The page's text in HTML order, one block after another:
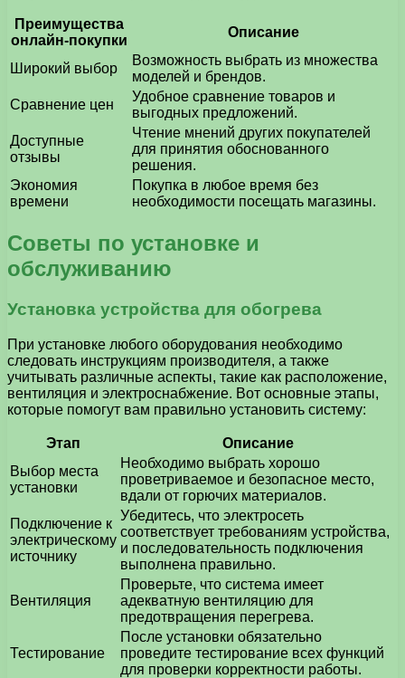
Преимущества
онлайн-покупки
Описание
Широкий выбор
Возможность выбрать из множества
моделей и брендов.
Сравнение цен
Удобное сравнение товаров и
выгодных предложений.
Доступные
отзывы
Чтение мнений других покупателей
для принятия обоснованного
решения.
Экономия
времени
Покупка в любое время без
необходимости посещать магазины.
Советы по установке и
обслуживанию
Установка устройства для обогрева
При установке любого оборудования необходимо
следовать инструкциям производителя, а также
учитывать различные аспекты, такие как расположение,
вентиляция и электроснабжение. Вот основные этапы,
которые помогут вам правильно установить систему:
Этап
Описание
Выбор места
установки
Необходимо выбрать хорошо
проветриваемое и безопасное место,
вдали от горючих материалов.
Подключение к
электрическому
источнику
Убедитесь, что электросеть
соответствует требованиям устройства,
и последовательность подключения
выполнена правильно.
Вентиляция
Проверьте, что система имеет
адекватную вентиляцию для
предотвращения перегрева.
Тестирование
После установки обязательно
проведите тестирование всех функций
для проверки корректности работы.